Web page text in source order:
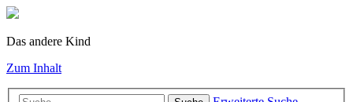
Das andere Kind
Zum Inhalt